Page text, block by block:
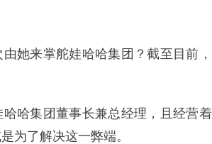
她来掌舵娃哈哈集团？截至目前
哈集团董事长兼总经理，且经营
为了解决这一弊端。